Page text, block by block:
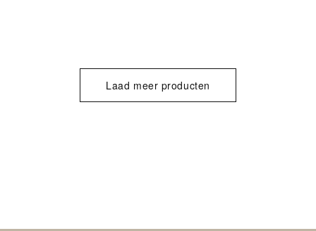
Laad meer producten